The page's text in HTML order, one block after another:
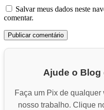
Salvar meus dados neste
comentar.
Ajude o Blog
Faça um Pix de
nosso trabalho. Clique